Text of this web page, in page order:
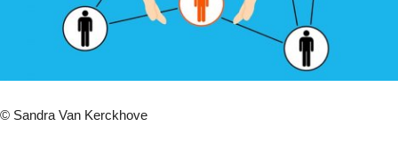
© Sandra Van Kerckhove